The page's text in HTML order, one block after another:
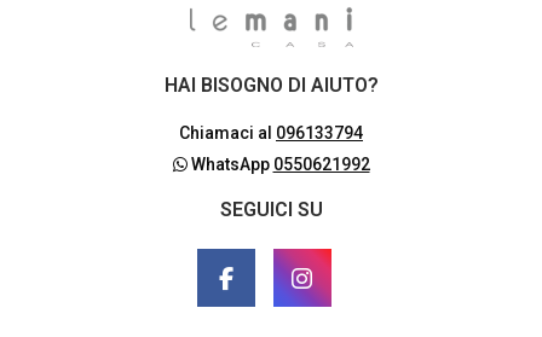
HAI BISOGNO DI AIUTO?
Chiamaci al 096133794
WhatsApp 0550621992
SEGUICI SU